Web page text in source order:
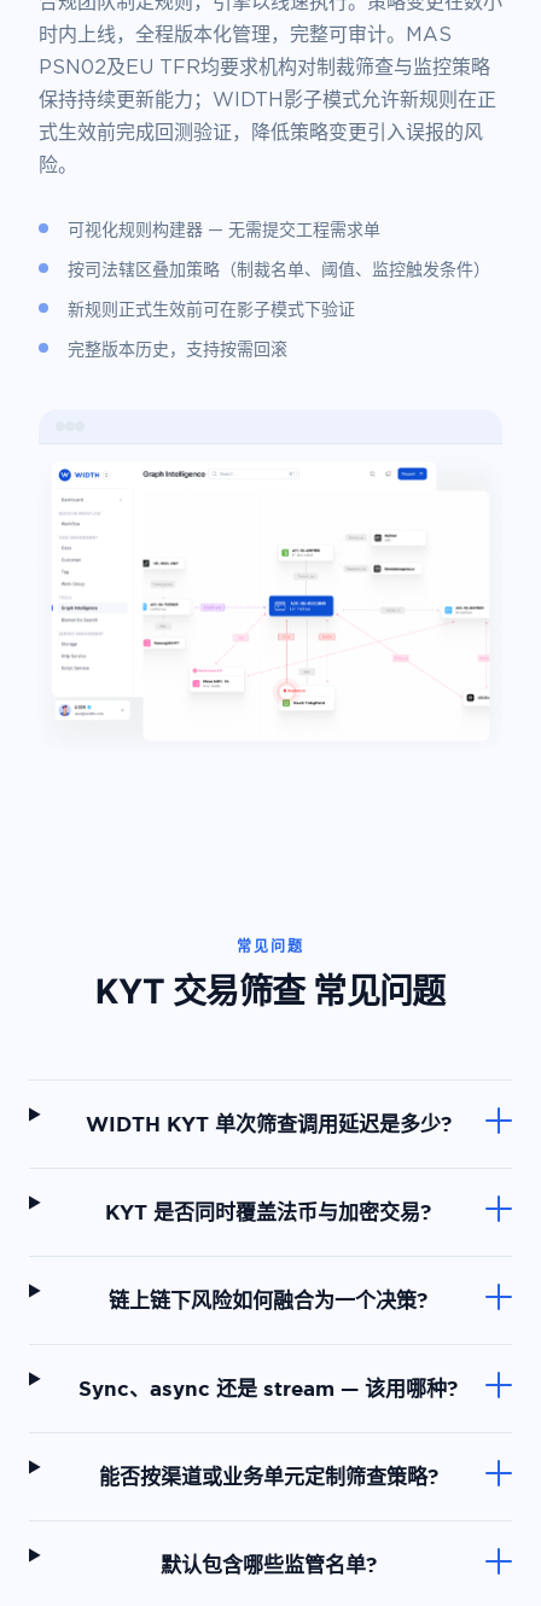
时内上线，全程版本化管理，完整可审计。MAS
PSN02及EU TFR均要求机构对制裁筛查与监控策略
保持持续更新能力；WIDTH影子模式允许新规则在正
式生效前完成回测验证，降低策略变更引入误报的风
险。
可视化规则构建器 — 无需提交工程需求单
按司法辖区叠加策略（制裁名单、阈值、监控触发条件）
新规则正式生效前可在影子模式下验证
完整版本历史，支持按需回滚
常见问题
KYT 交易筛查 常见问题
WIDTH KYT 单次筛查调用延迟是多少?
KYT 是否同时覆盖法币与加密交易?
链上链下风险如何融合为一个决策?
Sync、async 还是 stream — 该用哪种?
能否按渠道或业务单元定制筛查策略?
默认包含哪些监管名单?